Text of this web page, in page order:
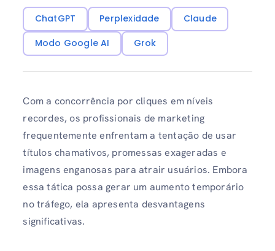
ChatGPT Perplexidade
Claude
Modo Google AI
Grok
Com a concorrência por cliques em níveis
recordes, os profissionais de marketing
frequentemente enfrentam a tentação de usar
títulos chamativos, promessas exageradas e
imagens enganosas para atrair usuários. Embora
essa tática possa gerar um aumento temporário
no tráfego, ela apresenta desvantagens
significativas.